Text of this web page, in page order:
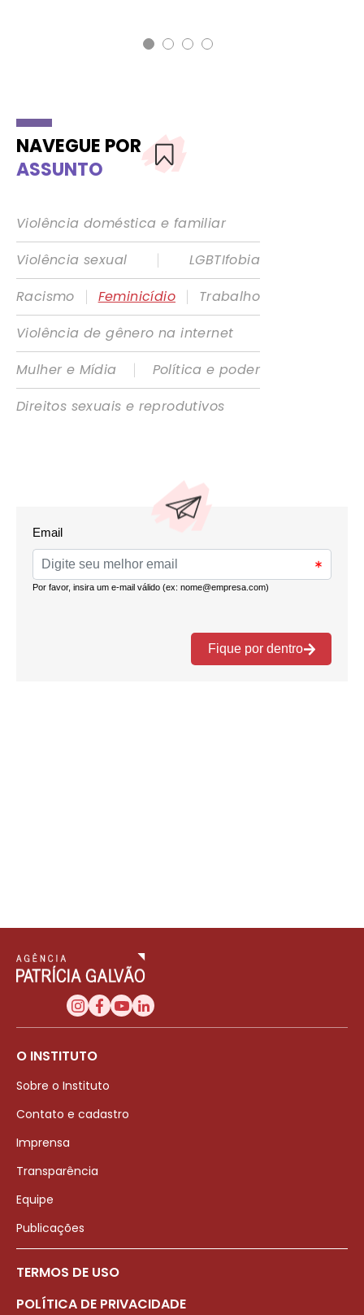
NAVEGUE POR
ASSUNTO
Violência doméstica e familiar
Violência sexual
|
LGBTIfobia
Racismo
| Feminicídio |
Trabalho
Violência de gênero na internet
Mulher e Mídia
|
Política e poder
Direitos sexuais e reprodutivos
O INSTITUTO
Sobre o Instituto
Contato e cadastro
Imprensa
Transparência
Equipe
Publicações
TERMOS DE USO
POLÍTICA DE PRIVACIDADE